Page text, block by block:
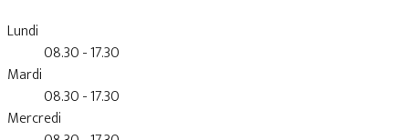
Lundi
08.30 - 17.30
Mardi
08.30 - 17.30
Mercredi